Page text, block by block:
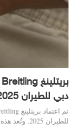
دبي للطيران 2025
للطيران 2025. وتُعد هذه المرة السادسة على التوالي…